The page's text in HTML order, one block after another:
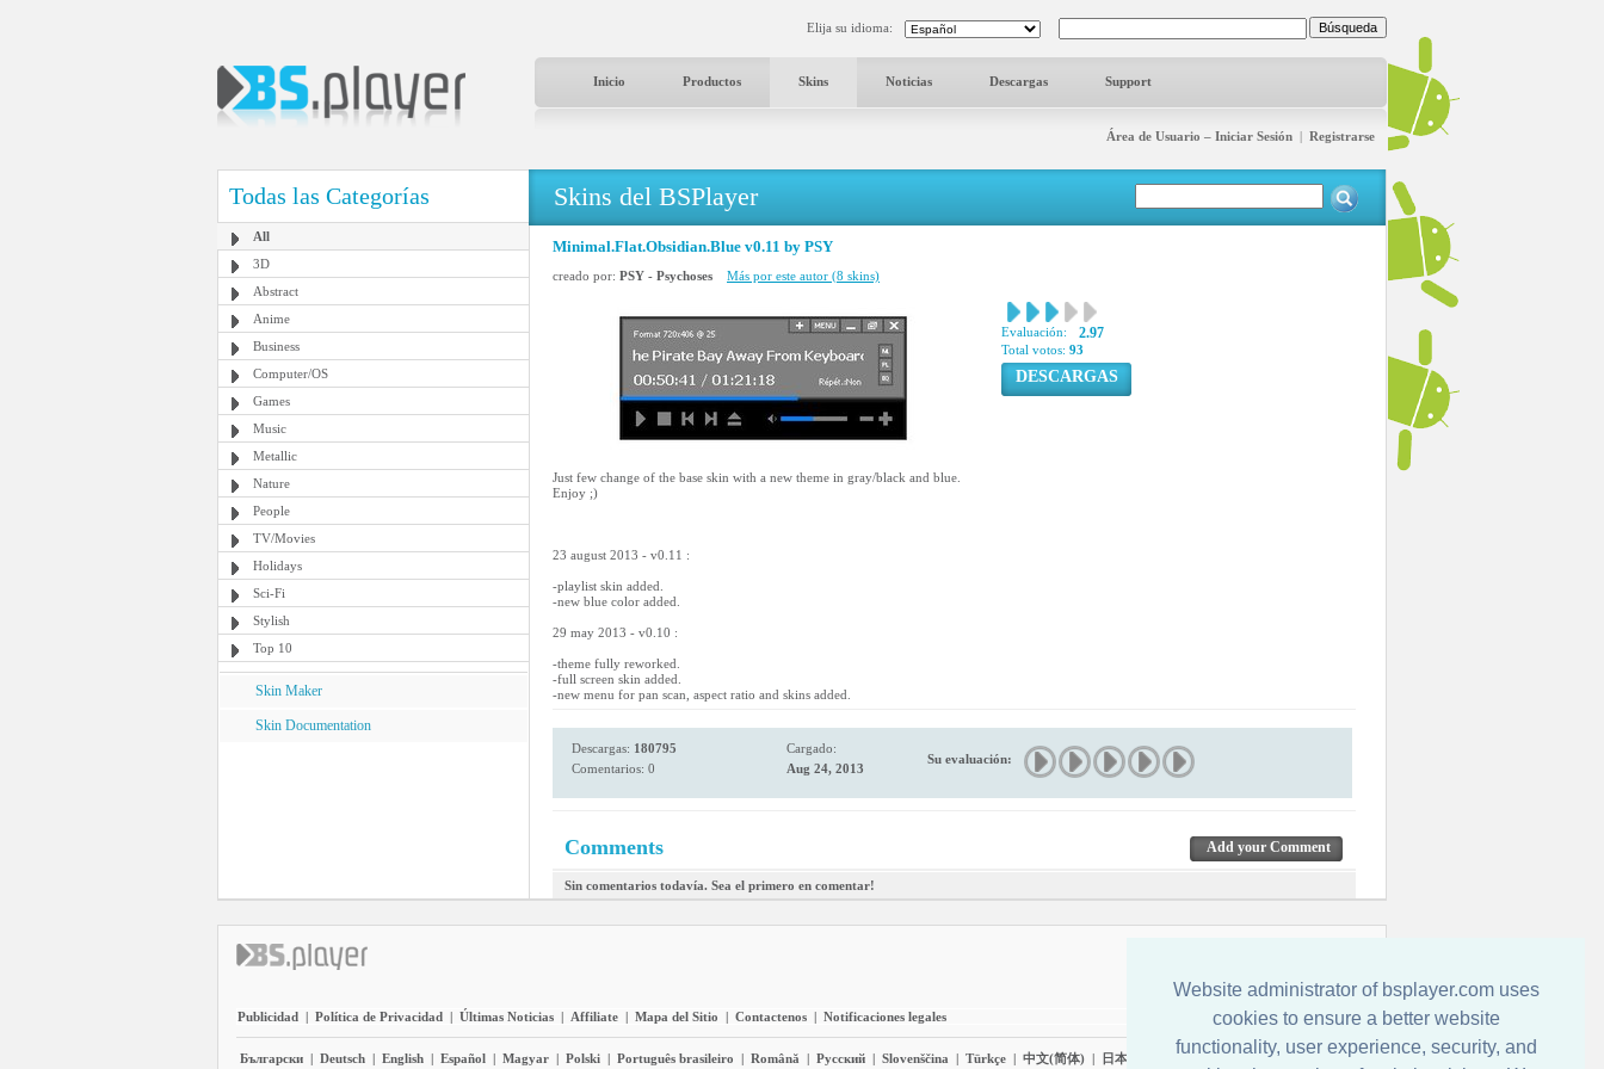
Website administrator of bsplayer.com uses
cookies to ensure a better website
functionality, user experience, security, and
Elija su idioma:
Inicio Productos Skins Noticias Descargas Support
Área de Usuario – Iniciar Sesión | Registrarse
Todas las Categorías
All
3D
Abstract
Anime
Business
Computer/OS
Games
Music
Metallic
Nature
People
TV/Movies
Holidays
Sci-Fi
Stylish
Top 10
Skin Maker
Skin Documentation
Skins del BSPlayer
Minimal.Flat.Obsidian.Blue v0.11 by PSY
creado por: PSY - Psychoses Más por este autor (8 skins)
Evaluación: 2.97
Total votos: 93
DESCARGAS
Just few change of the base skin with a new theme in gray/black and blue.
Enjoy ;)
23 august 2013 - v0.11 :
-playlist skin added.
-new blue color added.
29 may 2013 - v0.10 :
-theme fully reworked.
-full screen skin added.
-new menu for pan scan, aspect ratio and skins added.
Descargas: 180795
Comentarios: 0
Cargado:
Aug 24, 2013
Su evaluación:
Comments Add your Comment
Sin comentarios todavía. Sea el primero en comentar!
Publicidad | Política de Privacidad | Últimas Noticias | Affiliate | Mapa del Sitio | Contactenos | Notificaciones legales
Български | Deutsch | English | Español | Magyar | Polski | Português brasileiro | Română | Pyccĸий | Slovenščina | Türkçe | 中文(简体) | 日本語